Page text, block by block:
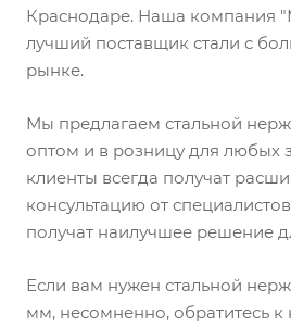
Краснодаре. Наша компания
лучший поставщик стали с
рынке.
Мы предлагаем стальной
оптом и в розницу для любых
клиенты всегда получат
консультацию от
получат наилучшее решение
Если вам нужен стальной
мм, несомненно, обратитесь к